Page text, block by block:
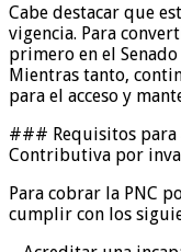
Cabe destacar que
vigencia. Para
primero en el
Mientras tanto,
para el acceso y
### Requisitos para
Contributiva por
Para cobrar la PNC
cumplir con los